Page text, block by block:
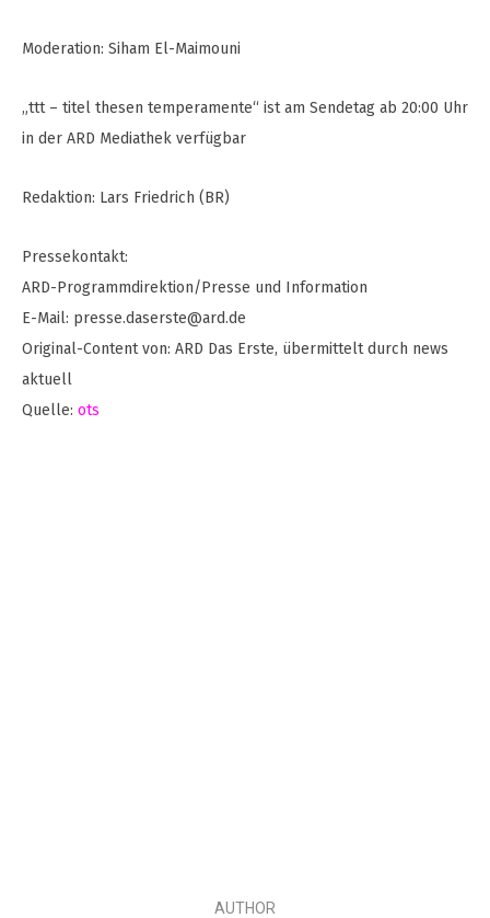
Moderation: Siham El-Maimouni
„ttt – titel thesen temperamente“ ist am Sendetag ab 20:00 Uhr
in der ARD Mediathek verfügbar
Redaktion: Lars Friedrich (BR)
Pressekontakt:
ARD-Programmdirektion/Presse und Information
E-Mail: presse.daserste@ard.de
Original-Content von: ARD Das Erste, übermittelt durch news
aktuell
Quelle: ots
AUTHOR